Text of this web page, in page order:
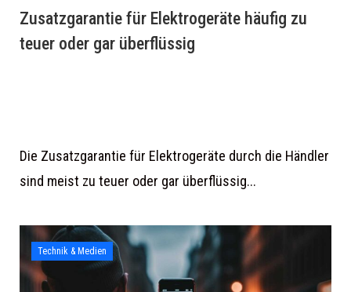
Zusatzgarantie für Elektrogeräte häufig zu
teuer oder gar überflüssig
Die Zusatzgarantie für Elektrogeräte durch die Händler
sind meist zu teuer oder gar überflüssig...
Technik & Medien